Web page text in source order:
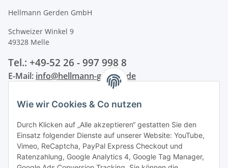
Wie wir Cookies & Co nutzen
Durch Klicken auf „Alle akzeptieren“ gestatten Sie den
Einsatz folgender Dienste auf unserer Website: YouTube,
Vimeo, ReCaptcha, PayPal Express Checkout und
Ratenzahlung, Google Analytics 4, Google Tag Manager,
Hellmann Gerden GmbH
Schweizer Winkel 9
49328 Melle
Tel.: +49-52 26 - 997 998 8
E-Mail: info@hellmann-gerden.de